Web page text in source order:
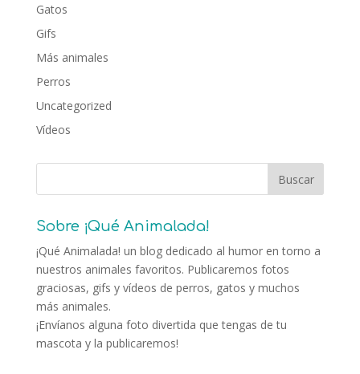
Gatos
Gifs
Más animales
Perros
Uncategorized
Vídeos
Sobre ¡Qué Animalada!
¡Qué Animalada! un blog dedicado al humor en torno a
nuestros animales favoritos. Publicaremos fotos
graciosas, gifs y vídeos de perros, gatos y muchos
más animales.
¡Envíanos alguna foto divertida que tengas de tu
mascota y la publicaremos!